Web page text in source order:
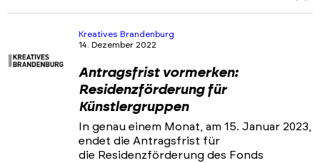
Kreatives Brandenburg
14. Dezember 2022
Antragsfrist vormerken:
Residenzförderung für
Künstlergruppen
In genau einem Monat, am 15. Januar 2023,
endet die Antragsfrist für
die Residenzförderung des Fonds